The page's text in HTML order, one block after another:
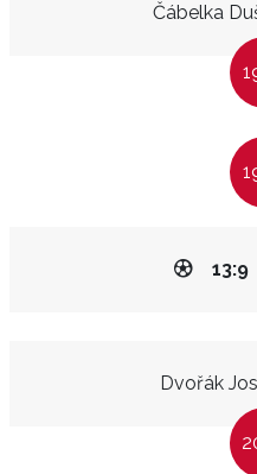
Čábelka
13:9
Dvořák